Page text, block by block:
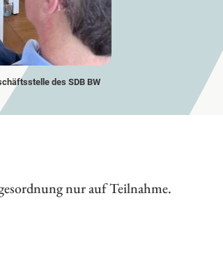
des SDB BW
nur auf Teilnahme.